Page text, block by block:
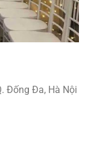
Đống Đa, Hà Nội